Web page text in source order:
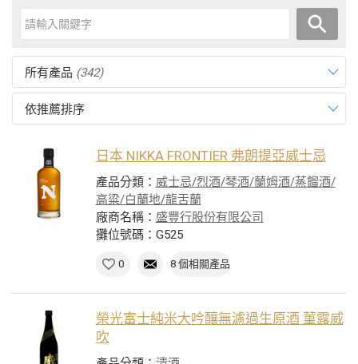
所有產品 (342)
依推薦排序
日本 NIKKA FRONTIER 弗朗提亞威士忌
產品分類： 威士忌/烈酒/琴酒/蘭姆酒/蒸餾酒/
高粱/白蘭地/龍舌蘭
廠商名稱： 盛豐行股份有限公司
攤位號碼：G525
0 8 個相關產品
榮光富士純米大吟釀無濾過生原酒 菫露威
吹